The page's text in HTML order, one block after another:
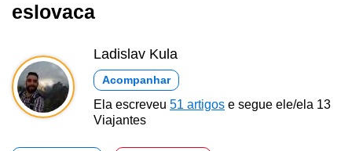
eslovaca
Ladislav Kula
Acompanhar
Ela escreveu 51 artigos e segue ele/ela 13
Viajantes